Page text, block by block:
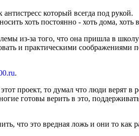
который всегда под рукой.
хоть постоянно - хоть дома,
из-за того, что она пришла в
и практическими соображениями
.
проект, то думал что люди верят
готовы верить в это,
что это вредная ложь и они то